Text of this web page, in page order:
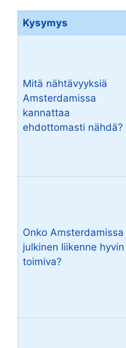
Kysymys
Mitä nähtävyyksiä
Amsterdamissa
kannattaa
ehdottomasti nähdä?
Onko Amsterdamissa
julkinen liikenne hyvin
toimiva?